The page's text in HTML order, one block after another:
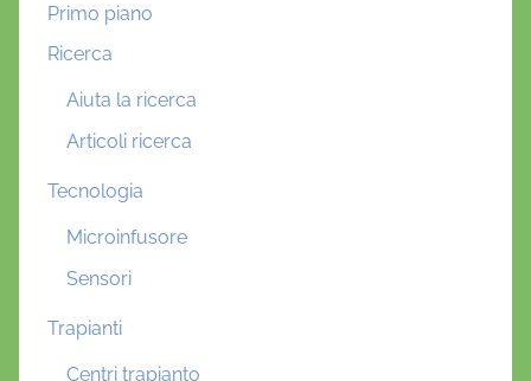
Primo piano
Ricerca
Aiuta la ricerca
Articoli ricerca
Tecnologia
Microinfusore
Sensori
Trapianti
Centri trapianto